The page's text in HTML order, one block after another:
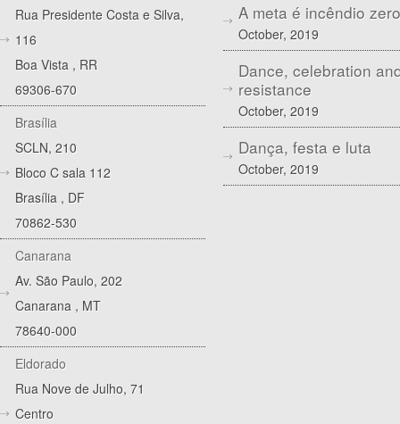
Rua Presidente Costa e Silva,
116
Boa Vista , RR
69306-670
Brasília
SCLN, 210
Bloco C sala 112
Brasília , DF
70862-530
Canarana
Av. São Paulo, 202
Canarana , MT
78640-000
Eldorado
Rua Nove de Julho, 71
Centro
A meta é incêndio zero
October, 2019
Dance, celebration
resistance
October, 2019
Dança, festa e luta
October, 2019